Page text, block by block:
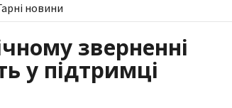
новини
зверненні
у підтримці